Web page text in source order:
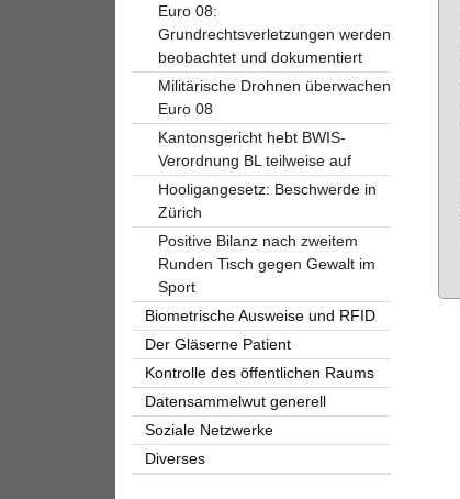
Euro 08:
Grundrechtsverletzungen werden
beobachtet und dokumentiert
Militärische Drohnen überwachen
Euro 08
Kantonsgericht hebt BWIS-
Verordnung BL teilweise auf
Hooligangesetz: Beschwerde in
Zürich
Positive Bilanz nach zweitem
Runden Tisch gegen Gewalt im
Sport
Biometrische Ausweise und RFID
Der Gläserne Patient
Kontrolle des öffentlichen Raums
Datensammelwut generell
Soziale Netzwerke
Diverses